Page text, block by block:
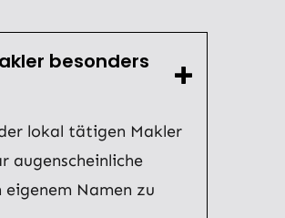
besonders
lokal tätigen Makler
augenscheinliche
Namen zu